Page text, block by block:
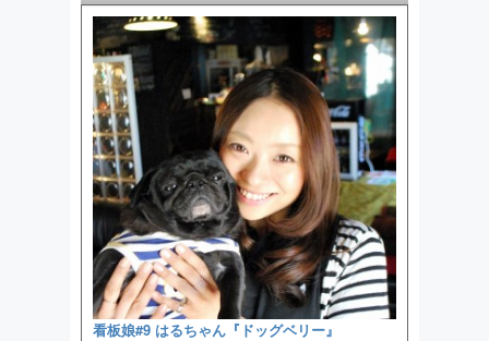
看板娘#9 はるちゃん『ドッグベリー』